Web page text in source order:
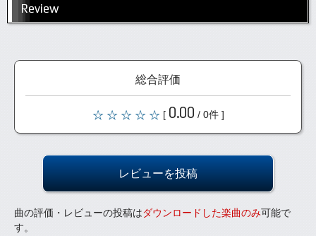
Review
総合評価
[ 0.00 / 0件 ]
レビューを投稿
曲の評価・レビューの投稿はダウンロードした楽曲のみ可能で
す。